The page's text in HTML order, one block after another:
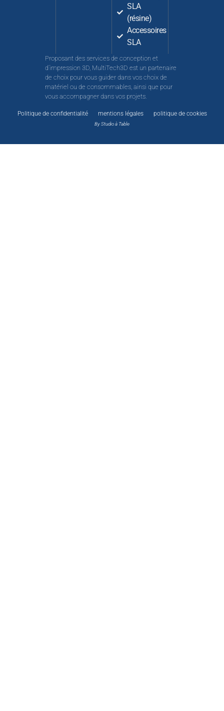
SLA
(résine)
Accessoires
SLA
Proposant des services de conception et
d’impression 3D, MultiTech3D est un partenaire
de choix pour vous guider dans vos choix de
matériel ou de consommables, ainsi que pour
vous accompagner dans vos projets.
Politique de confidentialité mentions légales politique de cookies
By Studio à Table